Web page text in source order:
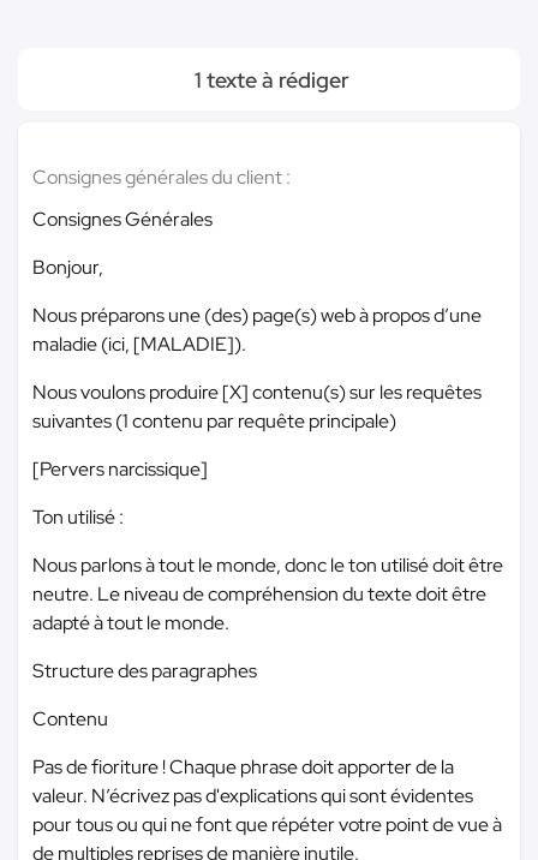
1 texte à rédiger
Consignes générales du client :
Consignes Générales
Bonjour,
Nous préparons une (des) page(s) web à propos d’une
maladie (ici, [MALADIE]).
Nous voulons produire [X] contenu(s) sur les requêtes
suivantes (1 contenu par requête principale)
[Pervers narcissique]
Ton utilisé :
Nous parlons à tout le monde, donc le ton utilisé doit être
neutre. Le niveau de compréhension du texte doit être
adapté à tout le monde.
Structure des paragraphes
Contenu
Pas de fioriture ! Chaque phrase doit apporter de la
valeur. N’écrivez pas d'explications qui sont évidentes
pour tous ou qui ne font que répéter votre point de vue à
de multiples reprises de manière inutile.